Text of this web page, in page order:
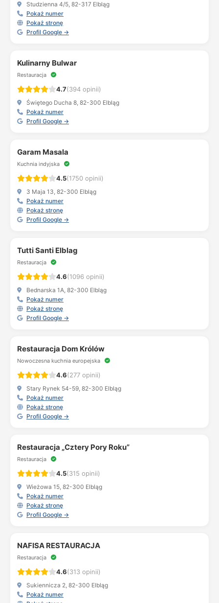
Studzienna 4/5, 82-317 Elbląg
Pokaż numer
Pokaż stronę
Profil Google →
Kulinarny Bulwar
Restauracja
4.7(394 opinii)
Świętego Ducha 8, 82-300 Elbląg
Pokaż numer
Profil Google →
Garam Masala
Kuchnia indyjska
4.5(1750 opinii)
3 Maja 13, 82-300 Elbląg
Pokaż numer
Pokaż stronę
Profil Google →
Tutti Santi Elblag
Restauracja
4.6(1096 opinii)
Bednarska 1A, 82-300 Elbląg
Pokaż numer
Pokaż stronę
Profil Google →
Restauracja Dom Królów
Nowoczesna kuchnia europejska
4.6(277 opinii)
Stary Rynek 54-59, 82-300 Elbląg
Pokaż numer
Pokaż stronę
Profil Google →
Restauracja „Cztery Pory Roku”
Restauracja
4.5(315 opinii)
Wieżowa 15, 82-300 Elbląg
Pokaż numer
Pokaż stronę
Profil Google →
NAFISA RESTAURACJA
Restauracja
4.6(313 opinii)
Sukiennicza 2, 82-300 Elbląg
Pokaż numer